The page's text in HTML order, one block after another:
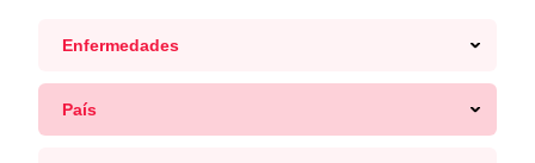
Enfermedades
País